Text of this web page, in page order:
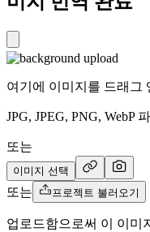
여기에 이미지를 드래그
JPG, JPEG, PNG, WebP
또는
이미지 선택
또는 프로젝트 불러오기
업로드함으로써 이 이미